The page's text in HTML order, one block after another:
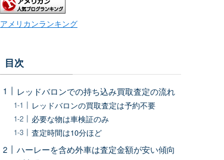
アメリカンランキング
目次
レッドバロンでの持ち込み買取査定の流れ
レッドバロンの買取査定は予約不要
必要な物は車検証のみ
査定時間は10分ほど
ハーレーを含め外車は査定金額が安い傾向